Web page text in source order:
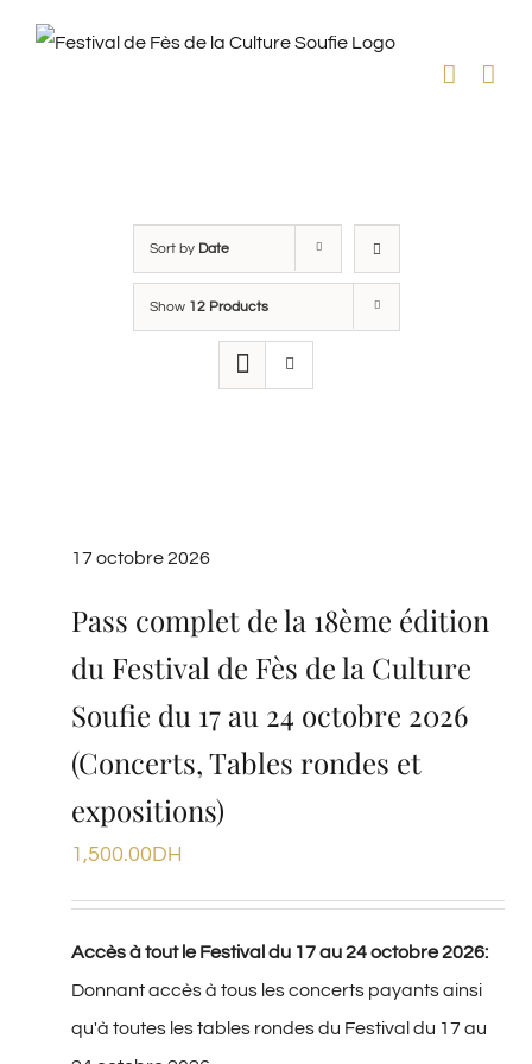
Sort by Date
Show 12 Products
17 octobre 2026
Pass complet de la 18ème édition
du Festival de Fès de la Culture
Soufie du 17 au 24 octobre 2026
(Concerts, Tables rondes et
expositions)
1,500.00DH
Accès à tout le Festival du 17 au 24 octobre 2026:
Donnant accès à tous les concerts payants ainsi
qu'à toutes les tables rondes du Festival du 17 au